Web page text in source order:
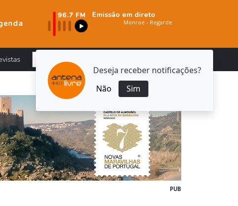
Deseja receber notificações?
Não
Sim
Emissão em direto
PUB